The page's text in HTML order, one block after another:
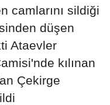
camlarını sildiği
düşen
Ataevler
kılınan
Çekirge